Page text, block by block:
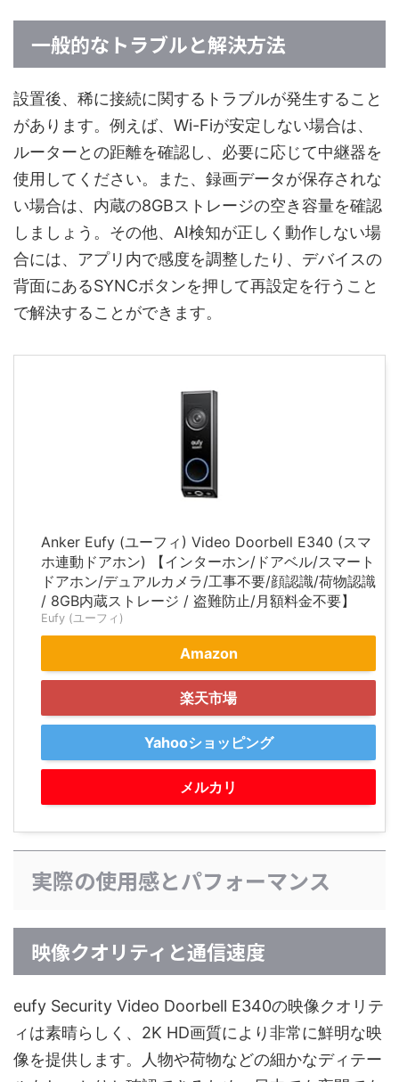
一般的なトラブルと解決方法
設置後、稀に接続に関するトラブルが発生すること
があります。例えば、Wi-Fiが安定しない場合は、
ルーターとの距離を確認し、必要に応じて中継器を
使用してください。また、録画データが保存されな
い場合は、内蔵の8GBストレージの空き容量を確認
しましょう。その他、AI検知が正しく動作しない場
合には、アプリ内で感度を調整したり、デバイスの
背面にあるSYNCボタンを押して再設定を行うこと
で解決することができます。
Anker Eufy (ユーフィ) Video Doorbell E340 (スマ
ホ連動ドアホン) 【インターホン/ドアベル/スマート
ドアホン/デュアルカメラ/工事不要/顔認識/荷物認識
/ 8GB内蔵ストレージ / 盗難防止/月額料金不要】
Eufy (ユーフィ)
Amazon
楽天市場
Yahooショッピング
メルカリ
実際の使用感とパフォーマンス
映像クオリティと通信速度
eufy Security Video Doorbell E340の映像クオリテ
ィは素晴らしく、2K HD画質により非常に鮮明な映
像を提供します。人物や荷物などの細かなディテー